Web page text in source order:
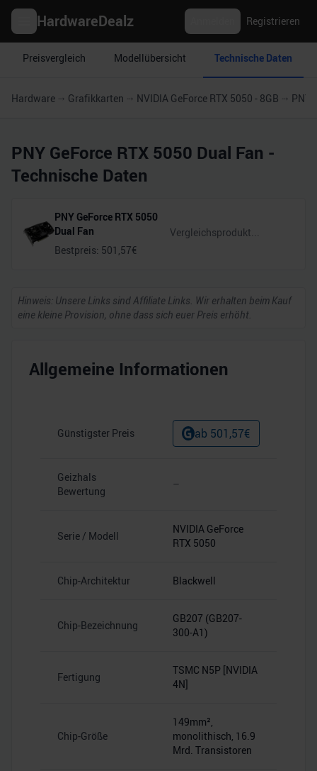
HardwareDealz Registrieren
Preisvergleich Modellübersicht Technische Daten
Hardware Grafikkarten NVIDIA GeForce RTX 5050 - 8GB PNY
PNY GeForce RTX 5050 Dual Fan -
Technische Daten
PNY GeForce RTX 5050
Dual Fan
Bestpreis: 501,57€
Hinweis: Unsere Links sind Affiliate Links. Wir erhalten beim Kauf
eine kleine Provision, ohne dass sich euer Preis erhöht.
Allgemeine Informationen
Günstigster Preis ab 501,57€
Geizhals
Bewertung
–
Serie / Modell
NVIDIA GeForce
RTX 5050
Chip-Architektur Blackwell
Chip-Bezeichnung
GB207 (GB207-
300-A1)
Fertigung
TSMC N5P [NVIDIA
4N]
Chip-Größe
149mm²,
monolithisch, 16.9
Mrd. Transistoren